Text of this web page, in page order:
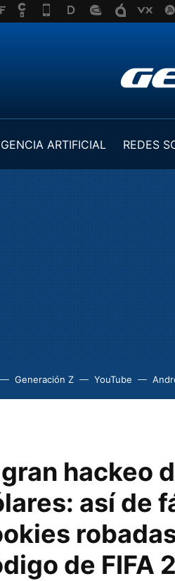
ARTIFICIAL REDES
Generación Z YouTube
hackeo
así de
de FIFA